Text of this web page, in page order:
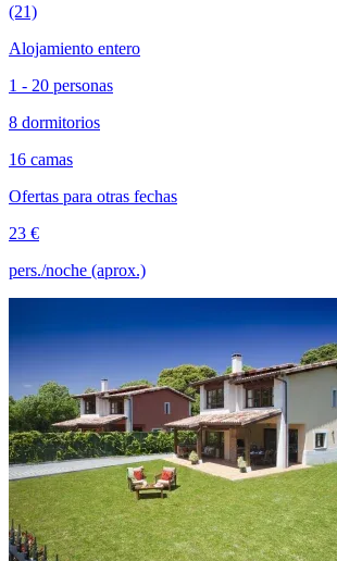
(21)
Alojamiento entero
1 - 20 personas
8 dormitorios
16 camas
Ofertas para otras fechas
23 €
pers./noche (aprox.)